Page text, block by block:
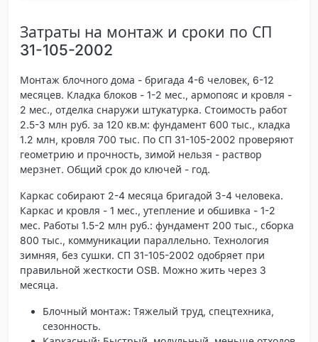
Затраты на монтаж и сроки по СП
31-105-2002
Монтаж блочного дома - бригада 4-6 человек, 6-12
месяцев. Кладка блоков - 1-2 мес., армопояс и кровля -
2 мес., отделка снаружи штукатурка. Стоимость работ
2.5-3 млн руб. за 120 кв.м: фундамент 600 тыс., кладка
1.2 млн, кровля 700 тыс. По СП 31-105-2002 проверяют
геометрию и прочность, зимой нельзя - раствор
мерзнет. Общий срок до ключей - год.
Каркас собирают 2-4 месяца бригадой 3-4 человека.
Каркас и кровля - 1 мес., утепление и обшивка - 1-2
мес. Работы 1.5-2 млн руб.: фундамент 200 тыс., сборка
800 тыс., коммуникации параллельно. Технология
зимняя, без сушки. СП 31-105-2002 одобряет при
правильной жесткости OSB. Можно жить через 3
месяца.
Блочный монтаж: Тяжелый труд, спецтехника,
сезонность.